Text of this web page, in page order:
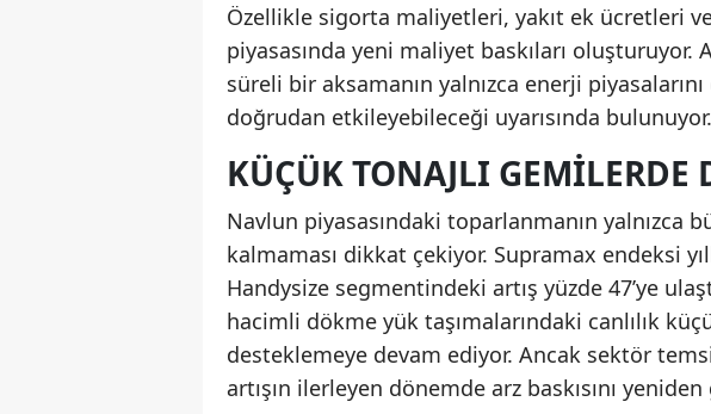
Özellikle sigorta maliyetleri, yakıt ek ücretleri
piyasasında yeni maliyet baskıları oluşturuyor.
süreli bir aksamanın yalnızca enerji
doğrudan etkileyebileceği uyarısında bulunuyor.
KÜÇÜK TONAJLI GEMILERDE
Navlun piyasasındaki toparlanmanın yalnızca
kalmaması dikkat çekiyor. Supramax endeksi
Handysize segmentindeki artış yüzde 47’ye
hacimli dökme yük taşımalarındaki canlılık
desteklemeye devam ediyor. Ancak sektör
artışın ilerleyen dönemde arz baskısını